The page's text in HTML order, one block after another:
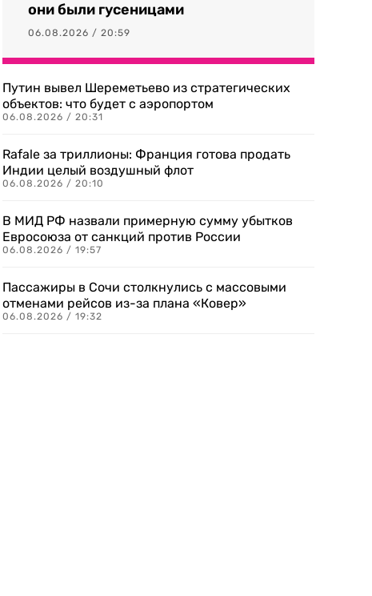
они были гусеницами
06.08.2026 / 20:59
Путин вывел Шереметьево из стратегических
объектов: что будет с аэропортом
06.08.2026 / 20:31
Rafale за триллионы: Франция готова продать
Индии целый воздушный флот
06.08.2026 / 20:10
В МИД РФ назвали примерную сумму убытков
Евросоюза от санкций против России
06.08.2026 / 19:57
Пассажиры в Сочи столкнулись с массовыми
отменами рейсов из-за плана «Ковер»
06.08.2026 / 19:32